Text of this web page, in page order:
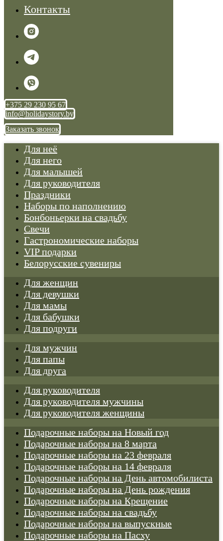
Контакты
+375 29 230 95 67
info@holidaystory.by
Заказать звонок
Для неё
Для него
Для малышей
Для руководителя
Праздники
Наборы по наполнению
Бонбоньерки на свадьбу
Свечи
Гастрономические наборы
VIP подарки
Белорусские сувениры
Для женщин
Для девушки
Для мамы
Для бабушки
Для подруги
Для мужчин
Для папы
Для друга
Для руководителя
Для руководителя мужчины
Для руководителя женщины
Подарочные наборы на Новый год
Подарочные наборы на 8 марта
Подарочные наборы на 23 февраля
Подарочные наборы на 14 февраля
Подарочные наборы на День автомобилиста
Подарочные наборы на День рождения
Подарочные наборы на Крещение
Подарочные наборы на свадьбу
Подарочные наборы на выпускные
Подарочные наборы на Пасху